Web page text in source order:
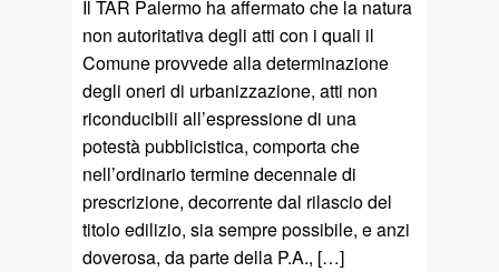
Il TAR Palermo ha affermato che la natura
non autoritativa degli atti con i quali il
Comune provvede alla determinazione
degli oneri di urbanizzazione, atti non
riconducibili all’espressione di una
potestà pubblicistica, comporta che
nell’ordinario termine decennale di
prescrizione, decorrente dal rilascio del
titolo edilizio, sia sempre possibile, e anzi
doverosa, da parte della P.A., […]